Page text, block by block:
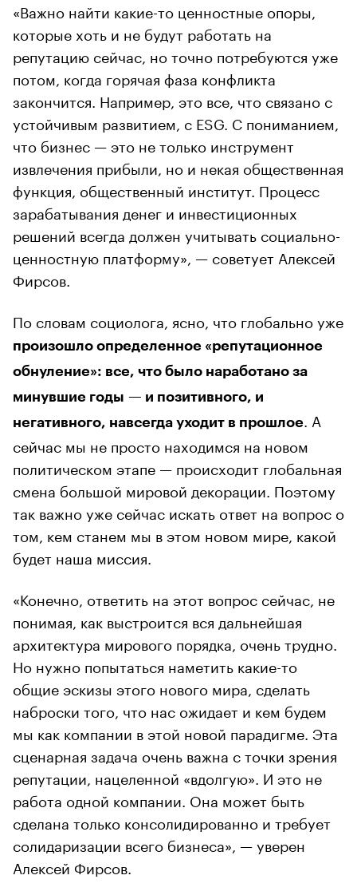
«Важно найти какие-то ценностные опоры,
которые хоть и не будут работать на
репутацию сейчас, но точно потребуются уже
потом, когда горячая фаза конфликта
закончится. Например, это все, что связано с
устойчивым развитием, с ESG. С пониманием,
что бизнес — это не только инструмент
извлечения прибыли, но и некая общественная
функция, общественный институт. Процесс
зарабатывания денег и инвестиционных
решений всегда должен учитывать социально-
ценностную платформу», — советует Алексей
Фирсов.
По словам социолога, ясно, что глобально уже
произошло определенное «репутационное
обнуление»: все, что было наработано за
минувшие годы — и позитивного, и
негативного, навсегда уходит в прошлое
. А
сейчас мы не просто находимся на новом
политическом этапе — происходит глобальная
смена большой мировой декорации. Поэтому
так важно уже сейчас искать ответ на вопрос о
том, кем станем мы в этом новом мире, какой
будет наша миссия.
«Конечно, ответить на этот вопрос сейчас, не
понимая, как выстроится вся дальнейшая
архитектура мирового порядка, очень трудно.
Но нужно попытаться наметить какие-то
общие эскизы этого нового мира, сделать
наброски того, что нас ожидает и кем будем
мы как компании в этой новой парадигме. Эта
сценарная задача очень важна с точки зрения
репутации, нацеленной «вдолгую». И это не
работа одной компании. Она может быть
сделана только консолидированно и требует
солидаризации всего бизнеса», — уверен
Алексей Фирсов.